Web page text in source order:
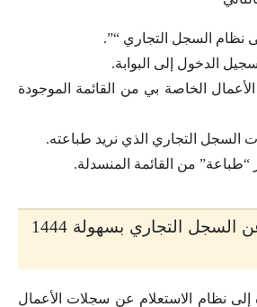
نظام السجل التجاري “”.
الدخول إلى البوابة.
الخاصة بي من القائمة الموجودة
السجل التجاري الذي نريد طباعته.
“طباعة” من القائمة المنسدلة.
رابط الاستعلام عن السجل التجاري بسهولة 1444
إلى نظام الاستعلام عن سجلات الأعمال